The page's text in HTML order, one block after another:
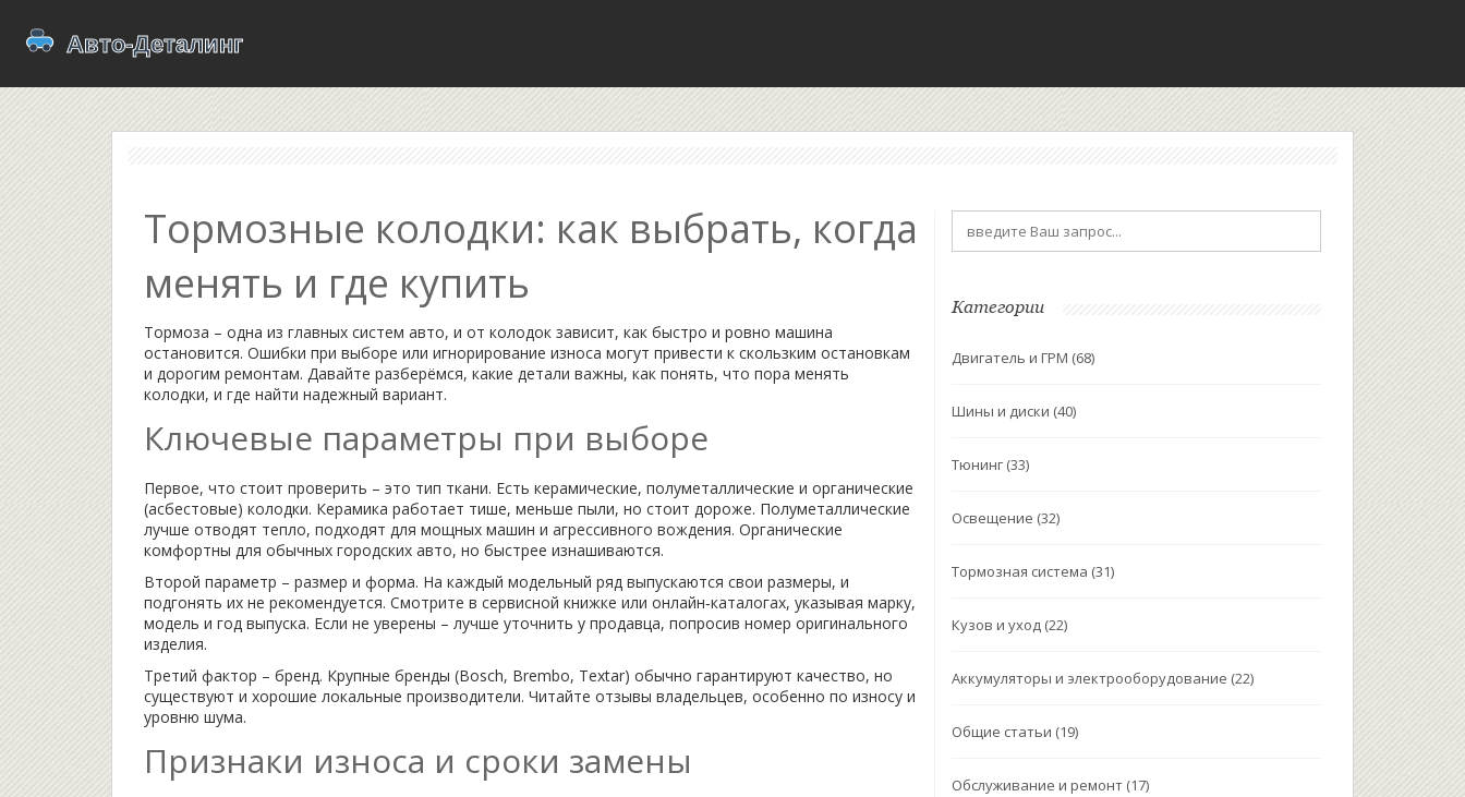
Тормозные колодки: как выбрать, когда
менять и где купить
Тормоза – одна из главных систем авто, и от колодок зависит, как быстро и ровно машина
остановится. Ошибки при выборе или игнорирование износа могут привести к скользким остановкам
и дорогим ремонтам. Давайте разберёмся, какие детали важны, как понять, что пора менять
колодки, и где найти надежный вариант.
Ключевые параметры при выборе
Первое, что стоит проверить – это тип ткани. Есть керамические, полуметаллические и органические
(асбестовые) колодки. Керамика работает тише, меньше пыли, но стоит дороже. Полуметаллические
лучше отводят тепло, подходят для мощных машин и агрессивного вождения. Органические
комфортны для обычных городских авто, но быстрее изнашиваются.
Второй параметр – размер и форма. На каждый модельный ряд выпускаются свои размеры, и
подгонять их не рекомендуется. Смотрите в сервисной книжке или онлайн‑каталогах, указывая марку,
модель и год выпуска. Если не уверены – лучше уточнить у продавца, попросив номер оригинального
изделия.
Третий фактор – бренд. Крупные бренды (Bosch, Brembo, Textar) обычно гарантируют качество, но
существуют и хорошие локальные производители. Читайте отзывы владельцев, особенно по износу и
уровню шума.
Признаки износа и сроки замены
Категории
Двигатель и ГРМ (68)
Шины и диски (40)
Тюнинг (33)
Освещение (32)
Тормозная система (31)
Кузов и уход (22)
Аккумуляторы и электрооборудование (22)
Общие статьи (19)
Обслуживание и ремонт (17)